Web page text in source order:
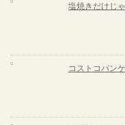
塩焼きだけじ
コストコパン